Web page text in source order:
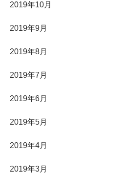
2019年10月
2019年9月
2019年8月
2019年7月
2019年6月
2019年5月
2019年4月
2019年3月